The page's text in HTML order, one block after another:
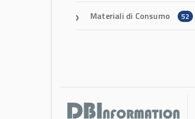
Materiali di Consumo 52